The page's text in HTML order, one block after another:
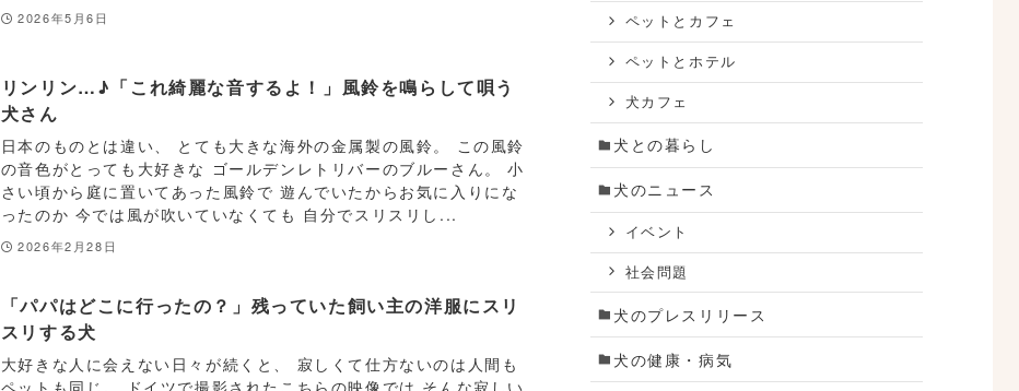
2026年5月6日
リンリン…♪「これ綺麗な音するよ！」風鈴を鳴らして唄う
犬さん
日本のものとは違い、 とても大きな海外の金属製の風鈴。 この風鈴
の音色がとっても大好きな ゴールデンレトリバーのブルーさん。 小
さい頃から庭に置いてあった風鈴で 遊んでいたからお気に入りにな
ったのか 今では風が吹いていなくても 自分でスリスリし...
2026年2月28日
「パパはどこに行ったの？」残っていた飼い主の洋服にスリ
スリする犬
大好きな人に会えない日々が続くと、 寂しくて仕方ないのは人間も
ペットとカフェ
ペットとホテル
犬カフェ
犬との暮らし
犬のニュース
イベント
社会問題
犬のプレスリリース
犬の健康・病気